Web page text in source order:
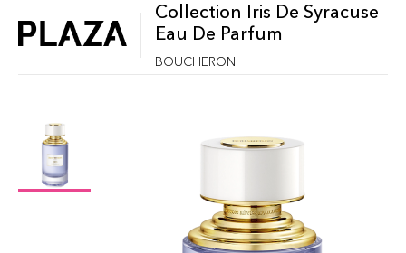
Collection Iris De Syracuse
Eau De Parfum
BOUCHERON